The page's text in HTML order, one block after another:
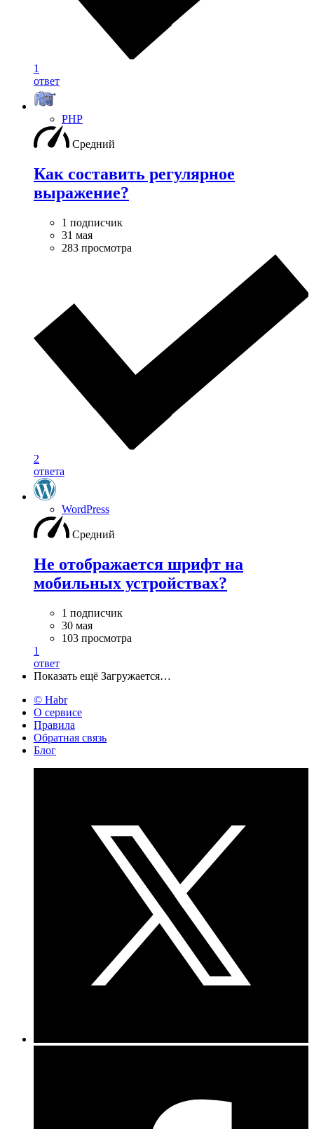
1
ответ
PHP
Средний
Как составить регулярное
выражение?
1 подписчик
31 мая
283 просмотра
2
ответа
WordPress
Средний
Не отображается шрифт на
мобильных устройствах?
1 подписчик
30 мая
103 просмотра
1
ответ
Показать ещё Загружается…
© Habr
О сервисе
Правила
Обратная связь
Блог